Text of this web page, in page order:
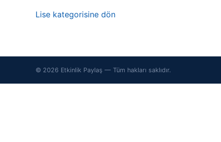
Lise kategorisine dön
© 2026 Etkinlik Paylaş — Tüm hakları saklıdır.